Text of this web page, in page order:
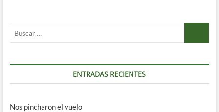
ENTRADAS RECIENTES
Nos pincharon el vuelo